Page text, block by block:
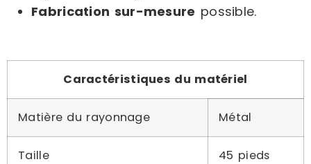
Fabrication sur-mesure possible.
Caractéristiques du matériel
Matière du rayonnage Métal
Taille 45 pieds